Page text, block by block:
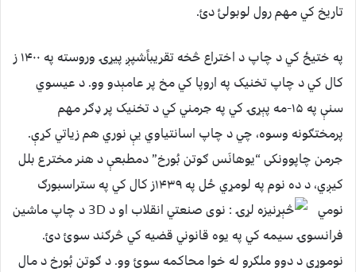
تاریخ کي مهم رول لوبولئ دئ.
په ختيځ کي د چاپ د اختراع څخه تقریباًشپږ پيړۍ وروسته په ۱۴۰۰ ز
کال کي د چاپ تخنیک په اروپا کي مخ پر عامېدو وو. د عیسوي
سنې په ۱۵-مه پېړۍ کي په جرمني کي د تخنیک پر ډګر مهم
پرمختګونه وسوه، چي د چاپ اسانتیاوي يې نوري هم زیاتي کړې.
جرمن چاپوونکی “یوهانَس ګوتن بُورخ” دمطبعې د هنر مخترع بلل
کيږي، د ده نوم په لومړي ځل په ۱۴۳۹ز کال کي په
ستراسبورګ
نومي
فرانسوۍ سیمه کي په یوه قانوني قضیه کي څرګند سوئ دئ.
نوموړی د دوو ملګرو له خوا محاکمه سوئ وو. د ګوتن بُورخ د مال